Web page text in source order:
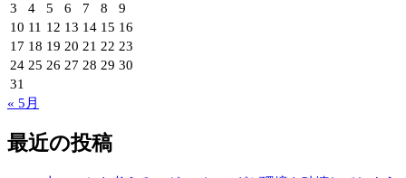
3
4 5 6 7 8
9
10 11 12 13 14 15 16
17 18 19 20 21 22 23
24 25 26 27 28 29 30
31
« 5月
最近の投稿